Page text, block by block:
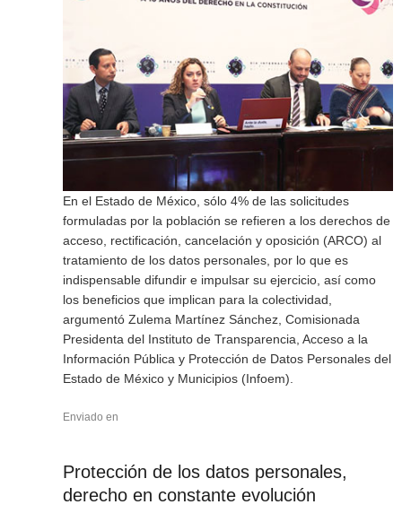
En el Estado de México, sólo 4% de las solicitudes
formuladas por la población se refieren a los derechos de
acceso, rectificación, cancelación y oposición (ARCO) al
tratamiento de los datos personales, por lo que es
indispensable difundir e impulsar su ejercicio, así como
los beneficios que implican para la colectividad,
argumentó Zulema Martínez Sánchez, Comisionada
Presidenta del Instituto de Transparencia, Acceso a la
Información Pública y Protección de Datos Personales del
Estado de México y Municipios (Infoem).
Enviado en
Protección de los datos personales,
derecho en constante evolución